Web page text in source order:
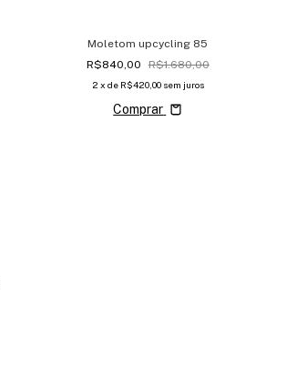
Moletom upcycling 85
R$840,00
R$1.680,00
2 x de R$420,00 sem juros
Comprar